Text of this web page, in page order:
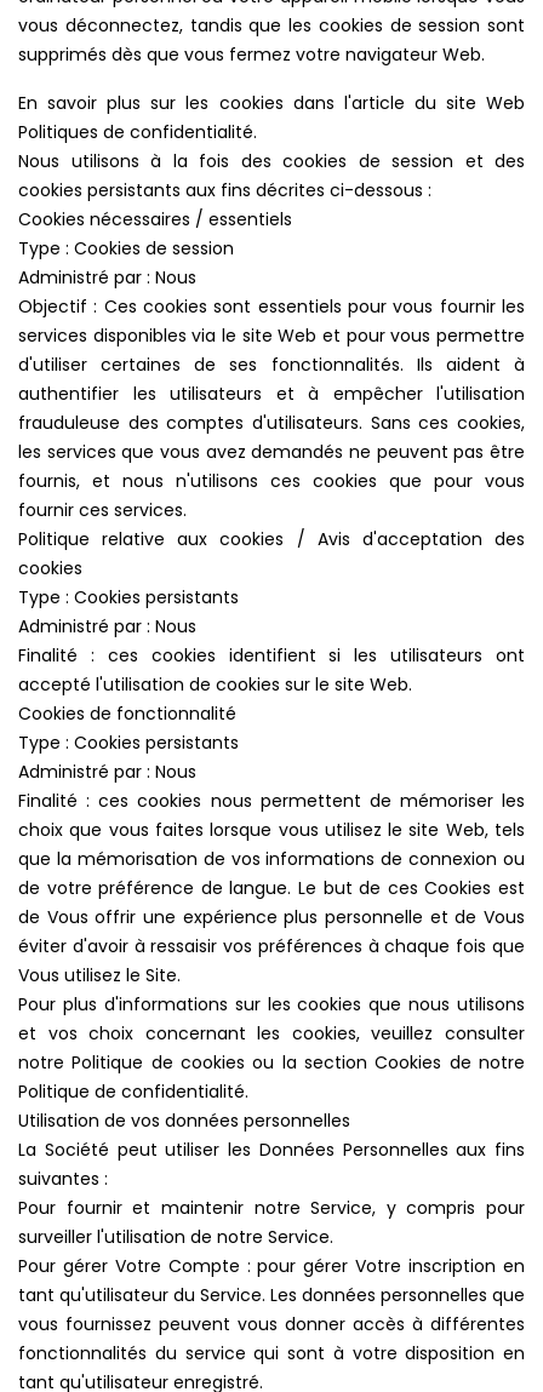
vous déconnectez, tandis que les cookies de session sont
supprimés dès que vous fermez votre navigateur Web.
En savoir plus sur les cookies dans l'article du site Web
Politiques de confidentialité.
Nous utilisons à la fois des cookies de session et des
cookies persistants aux fins décrites ci-dessous :
Cookies nécessaires / essentiels
Type : Cookies de session
Administré par : Nous
Objectif : Ces cookies sont essentiels pour vous fournir les
services disponibles via le site Web et pour vous permettre
d'utiliser certaines de ses fonctionnalités. Ils aident à
authentifier les utilisateurs et à empêcher l'utilisation
frauduleuse des comptes d'utilisateurs. Sans ces cookies,
les services que vous avez demandés ne peuvent pas être
fournis, et nous n'utilisons ces cookies que pour vous
fournir ces services.
Politique relative aux cookies / Avis d'acceptation des
cookies
Type : Cookies persistants
Administré par : Nous
Finalité : ces cookies identifient si les utilisateurs ont
accepté l'utilisation de cookies sur le site Web.
Cookies de fonctionnalité
Type : Cookies persistants
Administré par : Nous
Finalité : ces cookies nous permettent de mémoriser les
choix que vous faites lorsque vous utilisez le site Web, tels
que la mémorisation de vos informations de connexion ou
de votre préférence de langue. Le but de ces Cookies est
de Vous offrir une expérience plus personnelle et de Vous
éviter d'avoir à ressaisir vos préférences à chaque fois que
Vous utilisez le Site.
Pour plus d'informations sur les cookies que nous utilisons
et vos choix concernant les cookies, veuillez consulter
notre Politique de cookies ou la section Cookies de notre
Politique de confidentialité.
Utilisation de vos données personnelles
La Société peut utiliser les Données Personnelles aux fins
suivantes :
Pour fournir et maintenir notre Service, y compris pour
surveiller l'utilisation de notre Service.
Pour gérer Votre Compte : pour gérer Votre inscription en
tant qu'utilisateur du Service. Les données personnelles que
vous fournissez peuvent vous donner accès à différentes
fonctionnalités du service qui sont à votre disposition en
tant qu'utilisateur enregistré.